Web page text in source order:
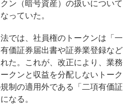
ン（暗号資産）の扱いについて
っていた。
では、社員権のトークンは「一
価証券届出書や証券業登録など
た。これが、改正により、業務
クンと収益を分配しないトーク
制の適用外である「二項有価証
なる。